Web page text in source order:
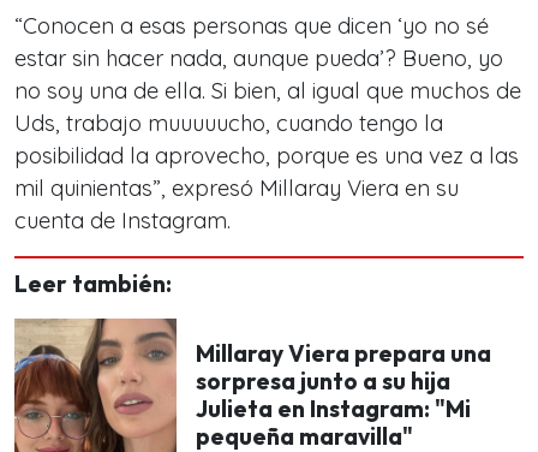
“Conocen a esas personas que dicen ‘yo no sé
estar sin hacer nada, aunque pueda’? Bueno, yo
no soy una de ella. Si bien, al igual que muchos de
Uds, trabajo muuuuucho, cuando tengo la
posibilidad la aprovecho, porque es una vez a las
mil quinientas”, expresó Millaray Viera en su
cuenta de Instagram.
Leer también:
Millaray Viera prepara una
sorpresa junto a su hija
Julieta en Instagram: "Mi
pequeña maravilla"